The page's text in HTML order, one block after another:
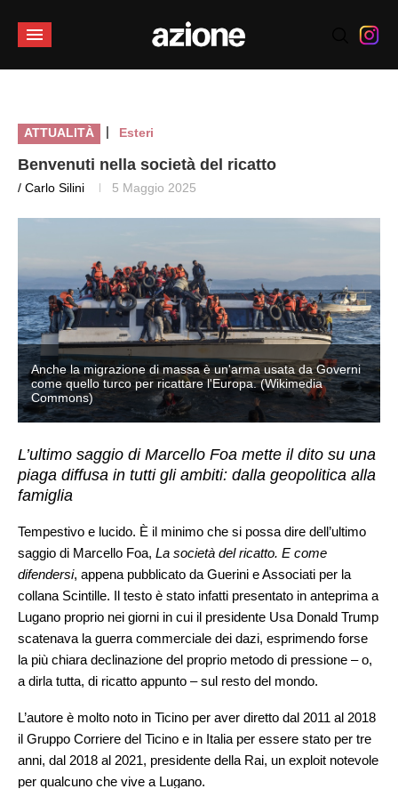
ATTUALITÀ | Esteri
Benvenuti nella società del ricatto
/ Carlo Silini 5 Maggio 2025
Anche la migrazione di massa è un'arma usata da Governi
come quello turco per ricattare l'Europa. (Wikimedia
Commons)
L’ultimo saggio di Marcello Foa mette il dito su una
piaga diffusa in tutti gli ambiti: dalla geopolitica alla
famiglia
Tempestivo e lucido. È il minimo che si possa dire dell’ultimo
saggio di Marcello Foa, La società del ricatto. E come
difendersi, appena pubblicato da Guerini e Associati per la
collana Scintille. Il testo è stato infatti presentato in anteprima a
Lugano proprio nei giorni in cui il presidente Usa Donald Trump
scatenava la guerra commerciale dei dazi, esprimendo forse
la più chiara declinazione del proprio metodo di pressione – o,
a dirla tutta, di ricatto appunto – sul resto del mondo.
L’autore è molto noto in Ticino per aver diretto dal 2011 al 2018
il Gruppo Corriere del Ticino e in Italia per essere stato per tre
anni, dal 2018 al 2021, presidente della Rai, un exploit notevole
per qualcuno che vive a Lugano.